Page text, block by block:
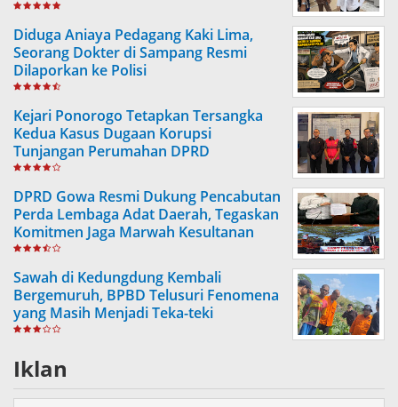
Diduga Aniaya Pedagang Kaki Lima,
Seorang Dokter di Sampang Resmi
Dilaporkan ke Polisi
Kejari Ponorogo Tetapkan Tersangka
Kedua Kasus Dugaan Korupsi
Tunjangan Perumahan DPRD
DPRD Gowa Resmi Dukung Pencabutan
Perda Lembaga Adat Daerah, Tegaskan
Komitmen Jaga Marwah Kesultanan
Gowa
Sawah di Kedungdung Kembali
Bergemuruh, BPBD Telusuri Fenomena
yang Masih Menjadi Teka-teki
Iklan